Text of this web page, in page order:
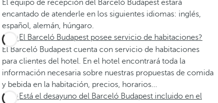
El equipo de recepción del Barceló Budapest estará
encantado de atenderle en los siguientes idiomas: inglés,
español, alemán, húngaro.
¿El Barceló Budapest posee servicio de habitaciones?
El Barceló Budapest cuenta con servicio de habitaciones
para clientes del hotel. En el hotel encontrará toda la
información necesaria sobre nuestras propuestas de comida
y bebida en la habitación, precios, horarios...
¿Está el desayuno del Barceló Budapest incluido en el